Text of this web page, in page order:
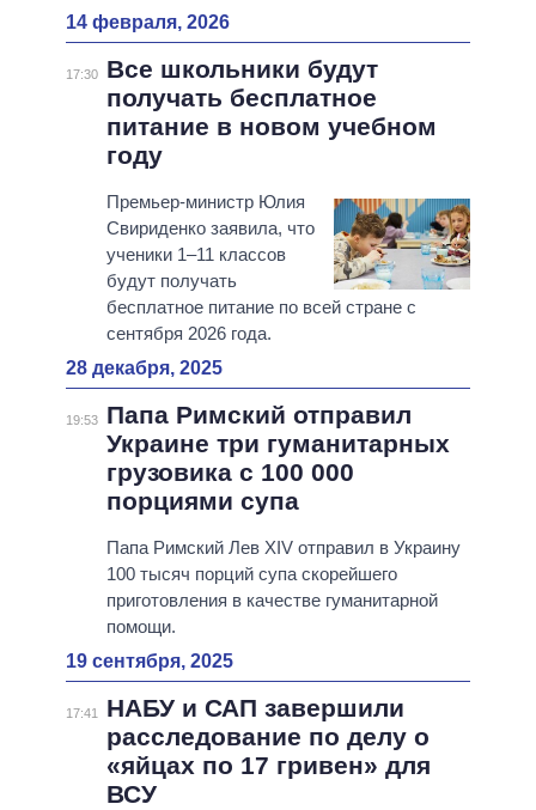
14 февраля, 2026
17:30
Все школьники будут
получать бесплатное
питание в новом учебном
году
Премьер-министр Юлия
Свириденко заявила, что
ученики 1–11 классов
будут получать
бесплатное питание по всей стране с
сентября 2026 года.
28 декабря, 2025
19:53
Папа Римский отправил
Украине три гуманитарных
грузовика с 100 000
порциями супа
Папа Римский Лев XIV отправил в Украину
100 тысяч порций супа скорейшего
приготовления в качестве гуманитарной
помощи.
19 сентября, 2025
17:41
НАБУ и САП завершили
расследование по делу о
«яйцах по 17 гривен» для
ВСУ